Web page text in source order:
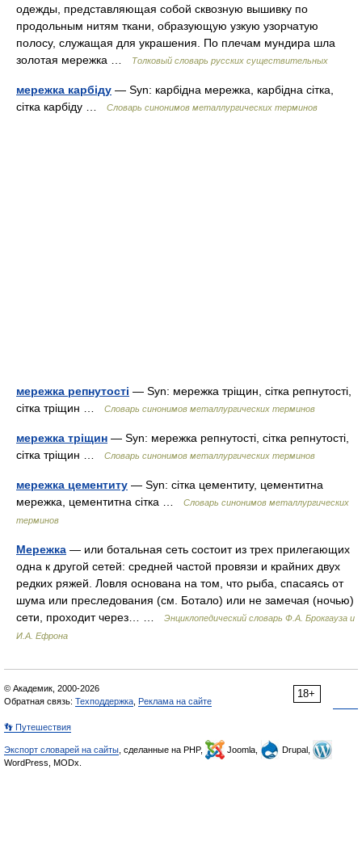
одежды, представляющая собой сквозную вышивку по
продольным нитям ткани, образующую узкую узорчатую
полосу, служащая для украшения. По плечам мундира шла
золотая мережка …
Толковый словарь русских существительных
мережка карбіду — Syn: карбідна мережка, карбідна сітка,
сітка карбіду …
Словарь синонимов металлургических терминов
мережка репнутості — Syn: мережка тріщин, сітка репнутості,
сітка тріщин …
Словарь синонимов металлургических терминов
мережка тріщин — Syn: мережка репнутості, сітка репнутості,
сітка тріщин …
Словарь синонимов металлургических терминов
мережка цементиту — Syn: сітка цементиту, цементитна
мережка, цементитна сітка …
Словарь синонимов металлургических
терминов
Мережка — или ботальная сеть состоит из трех прилегающих
одна к другой сетей: средней частой провязи и крайних двух
редких ряжей. Ловля основана на том, что рыба, спасаясь от
шума или преследования (см. Ботало) или не замечая (ночью)
сети, проходит через… …
Энциклопедический словарь Ф.А. Брокгауза и
И.А. Ефрона
18+
© Академик, 2000-2026
Обратная связь: Техподдержка Реклама на сайте
👣 Путешествия
Экспорт словарей на сайты , сделанные на PHP, Joomla,
Drupal,
WordPress, MODx.